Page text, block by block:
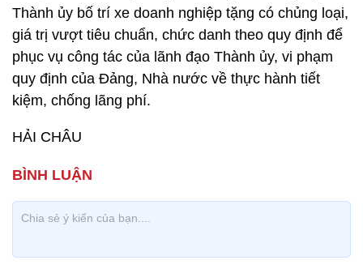
Thành ủy bố trí xe doanh nghiệp tặng có chủng loại,
giá trị vượt tiêu chuẩn, chức danh theo quy định để
phục vụ công tác của lãnh đạo Thành ủy, vi phạm
quy định của Đảng, Nhà nước về thực hành tiết
kiệm, chống lãng phí.
HẢI CHÂU